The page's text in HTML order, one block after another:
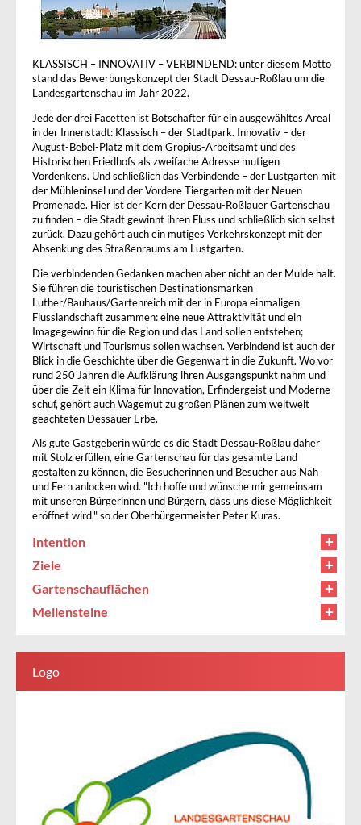
KLASSISCH – INNOVATIV – VERBINDEND: unter diesem Motto
stand das Bewerbungskonzept der Stadt Dessau-Roßlau um die
Landesgartenschau im Jahr 2022.
Jede der drei Facetten ist Botschafter für ein ausgewähltes Areal
in der Innenstadt: Klassisch – der Stadtpark. Innovativ – der
August-Bebel-Platz mit dem Gropius-Arbeitsamt und des
Historischen Friedhofs als zweifache Adresse mutigen
Vordenkens. Und schließlich das Verbindende – der Lustgarten mit
der Mühleninsel und der Vordere Tiergarten mit der Neuen
Promenade. Hier ist der Kern der Dessau-Roßlauer Gartenschau
zu finden – die Stadt gewinnt ihren Fluss und schließlich sich selbst
zurück. Dazu gehört auch ein mutiges Verkehrskonzept mit der
Absenkung des Straßenraums am Lustgarten.
Die verbindenden Gedanken machen aber nicht an der Mulde halt.
Sie führen die touristischen Destinationsmarken
Luther/Bauhaus/Gartenreich mit der in Europa einmaligen
Flusslandschaft zusammen: eine neue Attraktivität und ein
Imagegewinn für die Region und das Land sollen entstehen;
Wirtschaft und Tourismus sollen wachsen. Verbindend ist auch der
Blick in die Geschichte über die Gegenwart in die Zukunft. Wo vor
rund 250 Jahren die Aufklärung ihren Ausgangspunkt nahm und
über die Zeit ein Klima für Innovation, Erfindergeist und Moderne
schuf, gehört auch Wagemut zu großen Plänen zum weltweit
geachteten Dessauer Erbe.
Als gute Gastgeberin würde es die Stadt Dessau-Roßlau daher
mit Stolz erfüllen, eine Gartenschau für das gesamte Land
gestalten zu können, die Besucherinnen und Besucher aus Nah
und Fern anlocken wird. "Ich hoffe und wünsche mir gemeinsam
mit unseren Bürgerinnen und Bürgern, dass uns diese Möglichkeit
eröffnet wird," so der Oberbürgermeister Peter Kuras.
Intention
Ziele
Gartenschauflächen
Meilensteine
Logo